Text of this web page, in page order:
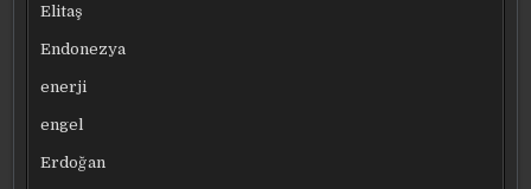
Elitaş
Endonezya
enerji
engel
Erdoğan